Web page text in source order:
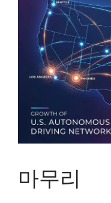
마무리